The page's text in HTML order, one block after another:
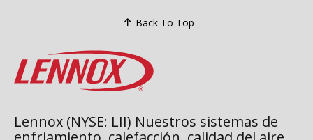
Back To Top
Lennox (NYSE: LII) Nuestros sistemas de